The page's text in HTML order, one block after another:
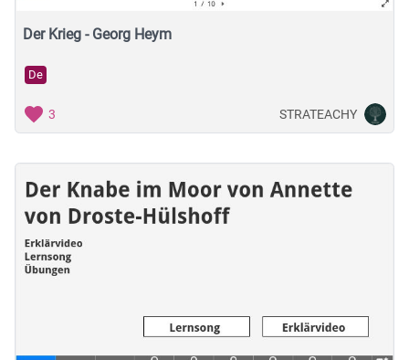
Der Krieg - Georg Heym
De
3 STRATEACHY